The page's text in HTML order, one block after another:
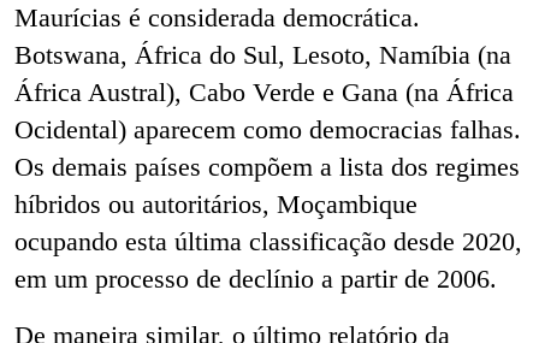
Maurícias é considerada democrática.
Botswana, África do Sul, Lesoto, Namíbia (na
África Austral), Cabo Verde e Gana (na África
Ocidental) aparecem como democracias falhas.
Os demais países compõem a lista dos regimes
híbridos ou autoritários, Moçambique
ocupando esta última classificação desde 2020,
em um processo de declínio a partir de 2006.
De maneira similar, o último relatório da